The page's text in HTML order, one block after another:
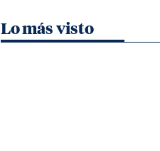
Lo más visto